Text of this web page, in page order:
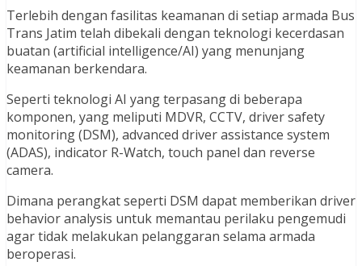
Terlebih dengan fasilitas keamanan di setiap armada Bus
Trans Jatim telah dibekali dengan teknologi kecerdasan
buatan (artificial intelligence/AI) yang menunjang
keamanan berkendara.
Seperti teknologi AI yang terpasang di beberapa
komponen, yang meliputi MDVR, CCTV, driver safety
monitoring (DSM), advanced driver assistance system
(ADAS), indicator R-Watch, touch panel dan reverse
camera.
Dimana perangkat seperti DSM dapat memberikan driver
behavior analysis untuk memantau perilaku pengemudi
agar tidak melakukan pelanggaran selama armada
beroperasi.